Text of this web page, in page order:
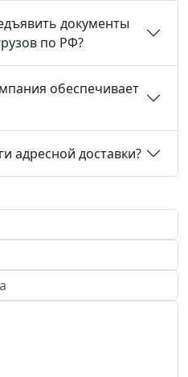
документы
по РФ?
обеспечивает
адресной доставки?